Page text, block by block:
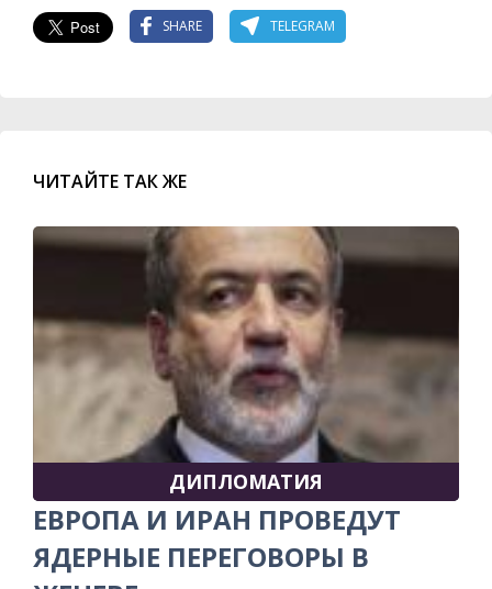
SHARE TELEGRAM
ЧИТАЙТЕ ТАК ЖЕ
ДИПЛОМАТИЯ
ЕВРОПА И ИРАН ПРОВЕДУТ
ЯДЕРНЫЕ ПЕРЕГОВОРЫ В